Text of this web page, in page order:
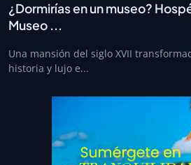
¿Dormirías en un museo?
Museo ...
Una mansión del siglo XVII
historia y lujo e...